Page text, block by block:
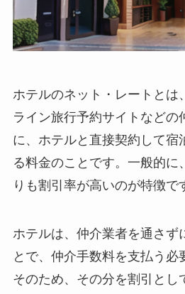
ホテルのネット・レートとは
ライン旅行予約サイトなどの
に、ホテルと直接契約して宿
る料金のことです。 一般的に
りも割引率が高いのが特徴で
ホテルは、仲介業者を通さず
とで、仲介手数料を支払う必
そのため、その分を割引とし